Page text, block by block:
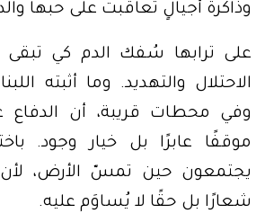
وذاكرة أجيالٍ تعاقبت على حبها
على ترابها سُفك الدم كي
الاحتلال والتهديد. وما أثبته
وفي محطات قريبة، أن
موقفًا عابرًا بل خيار وجود.
يجتمعون حين تمسّ الأرض،
شعارًا بل حقًا لا يُساوَم عليه.